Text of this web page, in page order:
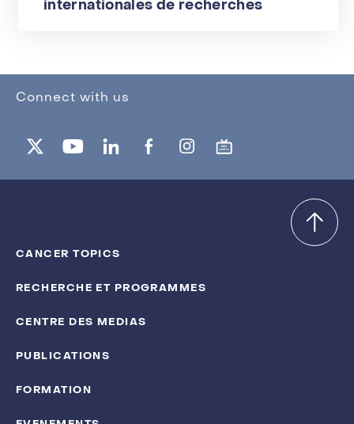
internationales de recherches
Connect with us
CANCER TOPICS
RECHERCHE ET PROGRAMMES
CENTRE DES MEDIAS
PUBLICATIONS
FORMATION